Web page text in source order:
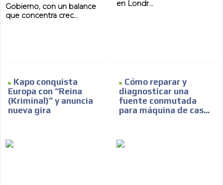
Gobierno, con un balance
que concentra crec...
en Londr...
Kapo conquista
Europa con “Reina
(Kriminal)” y anuncia
nueva gira
Cómo reparar y
diagnosticar una
fuente conmutada
para máquina de cas...